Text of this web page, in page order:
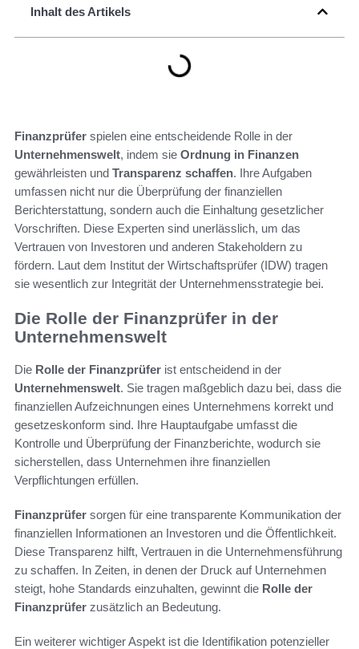
Inhalt des Artikels
Finanzprüfer spielen eine entscheidende Rolle in der
Unternehmenswelt, indem sie Ordnung in Finanzen
gewährleisten und Transparenz schaffen. Ihre Aufgaben
umfassen nicht nur die Überprüfung der finanziellen
Berichterstattung, sondern auch die Einhaltung gesetzlicher
Vorschriften. Diese Experten sind unerlässlich, um das
Vertrauen von Investoren und anderen Stakeholdern zu
fördern. Laut dem Institut der Wirtschaftsprüfer (IDW) tragen
sie wesentlich zur Integrität der Unternehmensstrategie bei.
Die Rolle der Finanzprüfer in der
Unternehmenswelt
Die Rolle der Finanzprüfer ist entscheidend in der
Unternehmenswelt. Sie tragen maßgeblich dazu bei, dass die
finanziellen Aufzeichnungen eines Unternehmens korrekt und
gesetzeskonform sind. Ihre Hauptaufgabe umfasst die
Kontrolle und Überprüfung der Finanzberichte, wodurch sie
sicherstellen, dass Unternehmen ihre finanziellen
Verpflichtungen erfüllen.
Finanzprüfer sorgen für eine transparente Kommunikation der
finanziellen Informationen an Investoren und die Öffentlichkeit.
Diese Transparenz hilft, Vertrauen in die Unternehmensführung
zu schaffen. In Zeiten, in denen der Druck auf Unternehmen
steigt, hohe Standards einzuhalten, gewinnt die Rolle der
Finanzprüfer zusätzlich an Bedeutung.
Ein weiterer wichtiger Aspekt ist die Identifikation potenzieller